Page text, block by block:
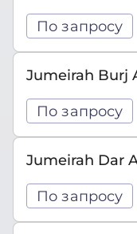
По запросу
Jumeirah Burj
По запросу
Jumeirah Dar
По запросу